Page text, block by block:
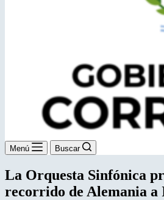
Menú Buscar
La Orquesta Sinfónica
recorrido de Alemania a